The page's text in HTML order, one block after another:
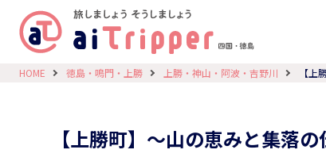
HOME 徳島・鳴門・上勝 上勝・神山・阿波・吉野川 【
【上勝町】〜山の恵みと集落